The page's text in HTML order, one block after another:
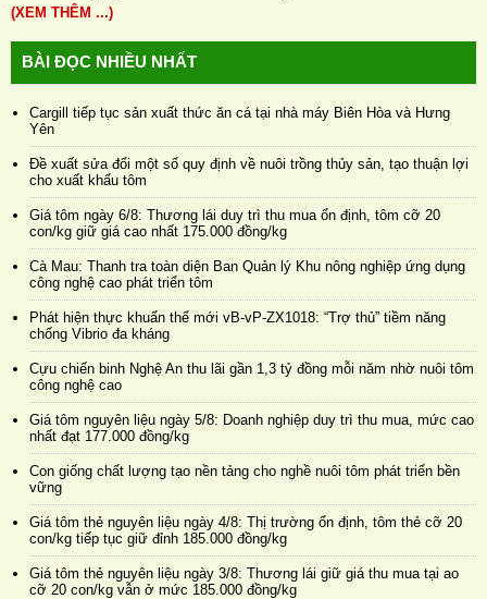
(XEM THÊM ...)
BÀI ĐỌC NHIỀU NHẤT
Cargill tiếp tục sản xuất thức ăn cá tại nhà máy Biên Hòa và Hưng
Yên
Đề xuất sửa đổi một số quy định về nuôi trồng thủy sản, tạo thuận lợi
cho xuất khẩu tôm
Giá tôm ngày 6/8: Thương lái duy trì thu mua ổn định, tôm cỡ 20
con/kg giữ giá cao nhất 175.000 đồng/kg
Cà Mau: Thanh tra toàn diện Ban Quản lý Khu nông nghiệp ứng dụng
công nghệ cao phát triển tôm
Phát hiện thực khuẩn thể mới vB-vP-ZX1018: “Trợ thủ” tiềm năng
chống Vibrio đa kháng
Cựu chiến binh Nghệ An thu lãi gần 1,3 tỷ đồng mỗi năm nhờ nuôi tôm
công nghệ cao
Giá tôm nguyên liệu ngày 5/8: Doanh nghiệp duy trì thu mua, mức cao
nhất đạt 177.000 đồng/kg
Con giống chất lượng tạo nền tảng cho nghề nuôi tôm phát triển bền
vững
Giá tôm thẻ nguyên liệu ngày 4/8: Thị trường ổn định, tôm thẻ cỡ 20
con/kg tiếp tục giữ đỉnh 185.000 đồng/kg
Giá tôm thẻ nguyên liệu ngày 3/8: Thương lái giữ giá thu mua tại ao
cỡ 20 con/kg vẫn ở mức 185.000 đồng/kg